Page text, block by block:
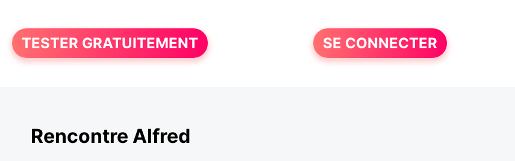
TESTER GRATUITEMENT SE CONNECTER
Rencontre Alfred